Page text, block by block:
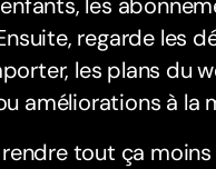
regarde les
les plans du
améliorations à la
tout ça